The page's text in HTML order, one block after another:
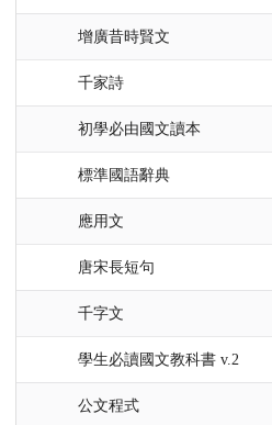
增廣昔時賢文
千家詩
初學必由國文讀本
標準國語辭典
應用文
唐宋長短句
千字文
學生必讀國文教科書 v.2
公文程式